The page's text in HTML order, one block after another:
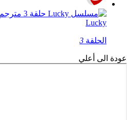
Lucky
الحلقة 3
عودة الى أعلي